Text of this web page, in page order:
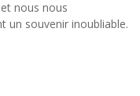
nous nous
un souvenir inoubliable.